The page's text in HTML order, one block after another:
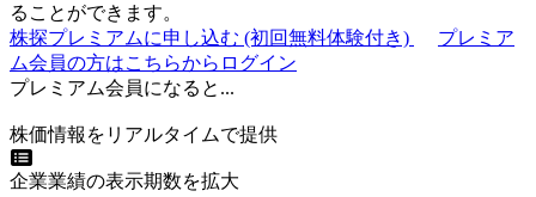
ることができます。
株探プレミアムに申し込む (初回無料体験付き)
プレミア
ム会員の方はこちらからログイン
プレミアム会員になると...
株価情報をリアルタイムで提供
企業業績の表示期数を拡大